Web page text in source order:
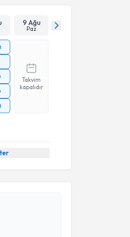
9 Ağu
Paz
Takvim
kapalıdır